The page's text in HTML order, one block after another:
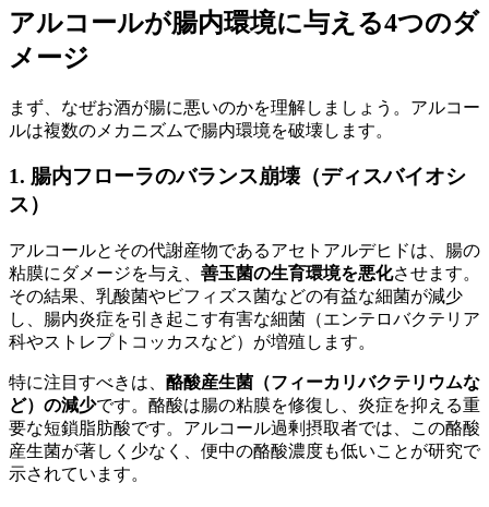
アルコールが腸内環境に与える4つのダ
メージ
まず、なぜお酒が腸に悪いのかを理解しましょう。アルコー
ルは複数のメカニズムで腸内環境を破壊します。
1. 腸内フローラのバランス崩壊（ディスバイオシ
ス）
アルコールとその代謝産物であるアセトアルデヒドは、腸の
粘膜にダメージを与え、 善玉菌の生育環境を悪化させます。
その結果、乳酸菌やビフィズス菌などの有益な細菌が減少
し、腸内炎症を引き起こす有害な細菌（エンテロバクテリア
科やストレプトコッカスなど）が増殖します。
特に注目すべきは、 酪酸産生菌（フィーカリバクテリウムな
ど）の減少です。酪酸は腸の粘膜を修復し、炎症を抑える重
要な短鎖脂肪酸です。アルコール過剰摂取者では、この酪酸
産生菌が著しく少なく、便中の酪酸濃度も低いことが研究で
示されています。